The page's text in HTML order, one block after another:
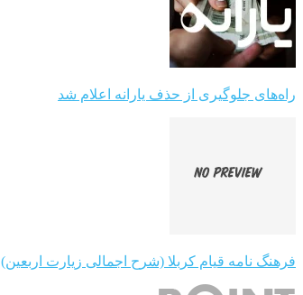
راه‌های جلوگیری از حذف یارانه اعلام شد
فرهنگ نامه قیام کربلا (شرح اجمالی زیارت اربعین)